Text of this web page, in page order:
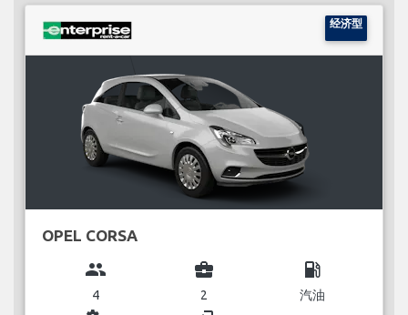
经济型
OPEL CORSA
group
4
business_center
2
local_gas_station
汽油